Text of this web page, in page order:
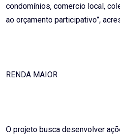
condomínios, comercio local,
ao orçamento participativo”,
RENDA MAIOR
O projeto busca desenvolver